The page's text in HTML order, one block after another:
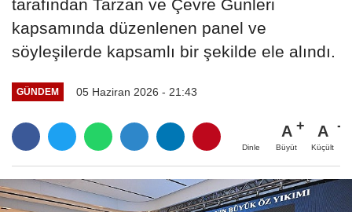
tarafından Tarzan ve Çevre Günleri
kapsamında düzenlenen panel ve
söyleşilerde kapsamlı bir şekilde ele alındı.
GÜNDEM 05 Haziran 2026 - 21:43
Dinle
A
Büyüt
A
Küçült